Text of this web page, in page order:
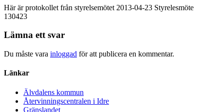
Här är protokollet från styrelsemötet 2013-04-23 Styrelesmöte
130423
Lämna ett svar
Du måste vara inloggad för att publicera en kommentar.
Länkar
Älvdalens kommun
Återvinningscentralen i Idre
Gränslandet